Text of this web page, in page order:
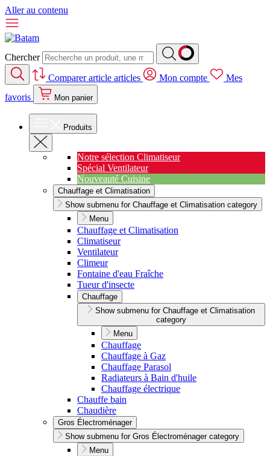
Aller au contenu
Chercher
Comparerarticle articles Mon compte
Mes
favoris
Mon panier
Produits
Notre sélection Climatiseur
Spécial Ventilateur
Nouveauté Cuisine
Chauffage et Climatisation
Show submenu for Chauffage et Climatisation category
Menu
Chauffage et Climatisation
Climatiseur
Ventilateur
Climeur
Fontaine d'eau Fraîche
Tueur d'insecte
Chauffage
Show submenu for Chauffage et Climatisation
category
Menu
Chauffage
Chauffage à Gaz
Chauffage Parasol
Radiateurs à Bain d'huile
Chauffage électrique
Chauffe bain
Chaudière
Gros Électroménager
Show submenu for Gros Électroménager category
Menu